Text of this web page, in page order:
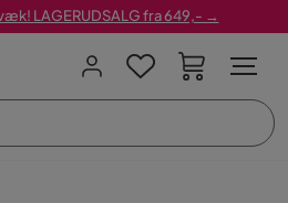
LAGERUDSALG fra 649,- →